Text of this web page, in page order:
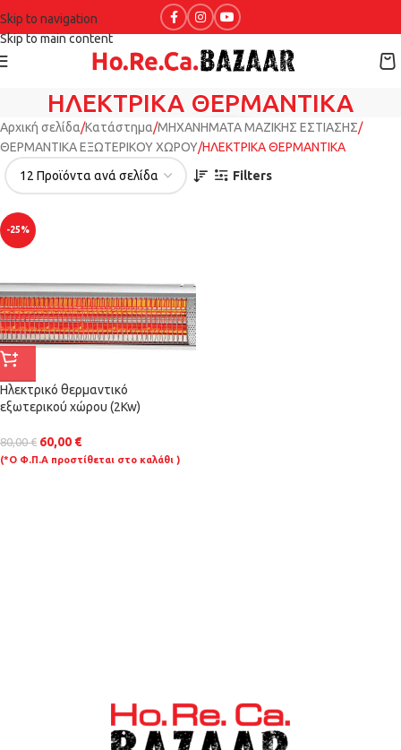
Skip to navigation
Skip to main content
ΗΛΕΚΤΡΙΚΑ ΘΕΡΜΑΝΤΙΚΑ
Αρχική σελίδα Κατάστημα ΜΗΧΑΝΗΜΑΤΑ ΜΑΖΙΚΗΣ ΕΣΤΙΑΣΗΣ
ΘΕΡΜΑΝΤΙΚΑ ΕΞΩΤΕΡΙΚΟΥ ΧΩΡΟΥ ΗΛΕΚΤΡΙΚΑ ΘΕΡΜΑΝΤΙΚΑ
Filters
-25%
Ηλεκτρικό θερμαντικό
εξωτερικού χώρου (2Kw)
80,00€ 60,00 €
(*Ο Φ.Π.Α προστίθεται στο καλάθι )